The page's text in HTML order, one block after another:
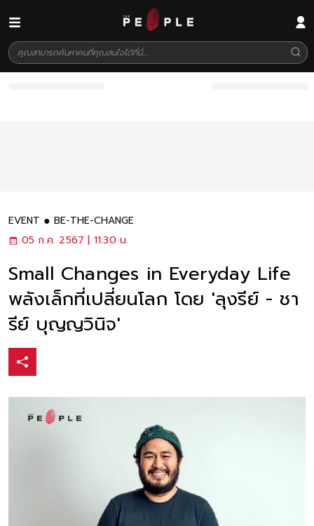
EVENT
BE-THE-CHANGE
05 ก.ค. 2567 | 11:30 น.
Small Changes in Everyday Life
พลังเล็กที่เปลี่ยนโลก โดย 'ลุงรีย์ - ชา
รีย์ บุญญวินิจ'